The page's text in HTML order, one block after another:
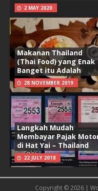
2 MAY 2020
Makanan Thailand
(Thai Food) yang Enak
Banget itu Adalah
28 NOVEMBER 2019
Langkah Mudah
Membayar Pajak
di Hat Yai – Thailand
22 JULY 2018
Copyright © 2026 |